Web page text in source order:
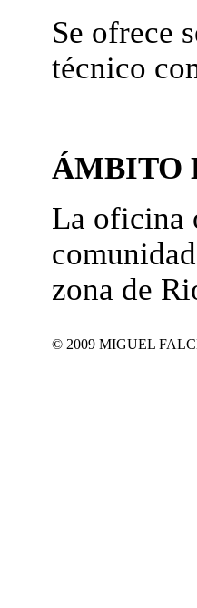
Se ofrece
técnico
ÁMBITO
La oficina
zona de
© 2009 MIGUEL